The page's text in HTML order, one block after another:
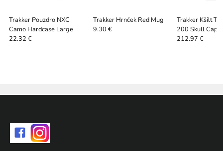
Trakker Pouzdro NXC
Camo Hardcase Large
22.32 €
Trakker Hrnček Red Mug
9.30 €
Trakker Kšilt
200 Skull Cap
212.97 €